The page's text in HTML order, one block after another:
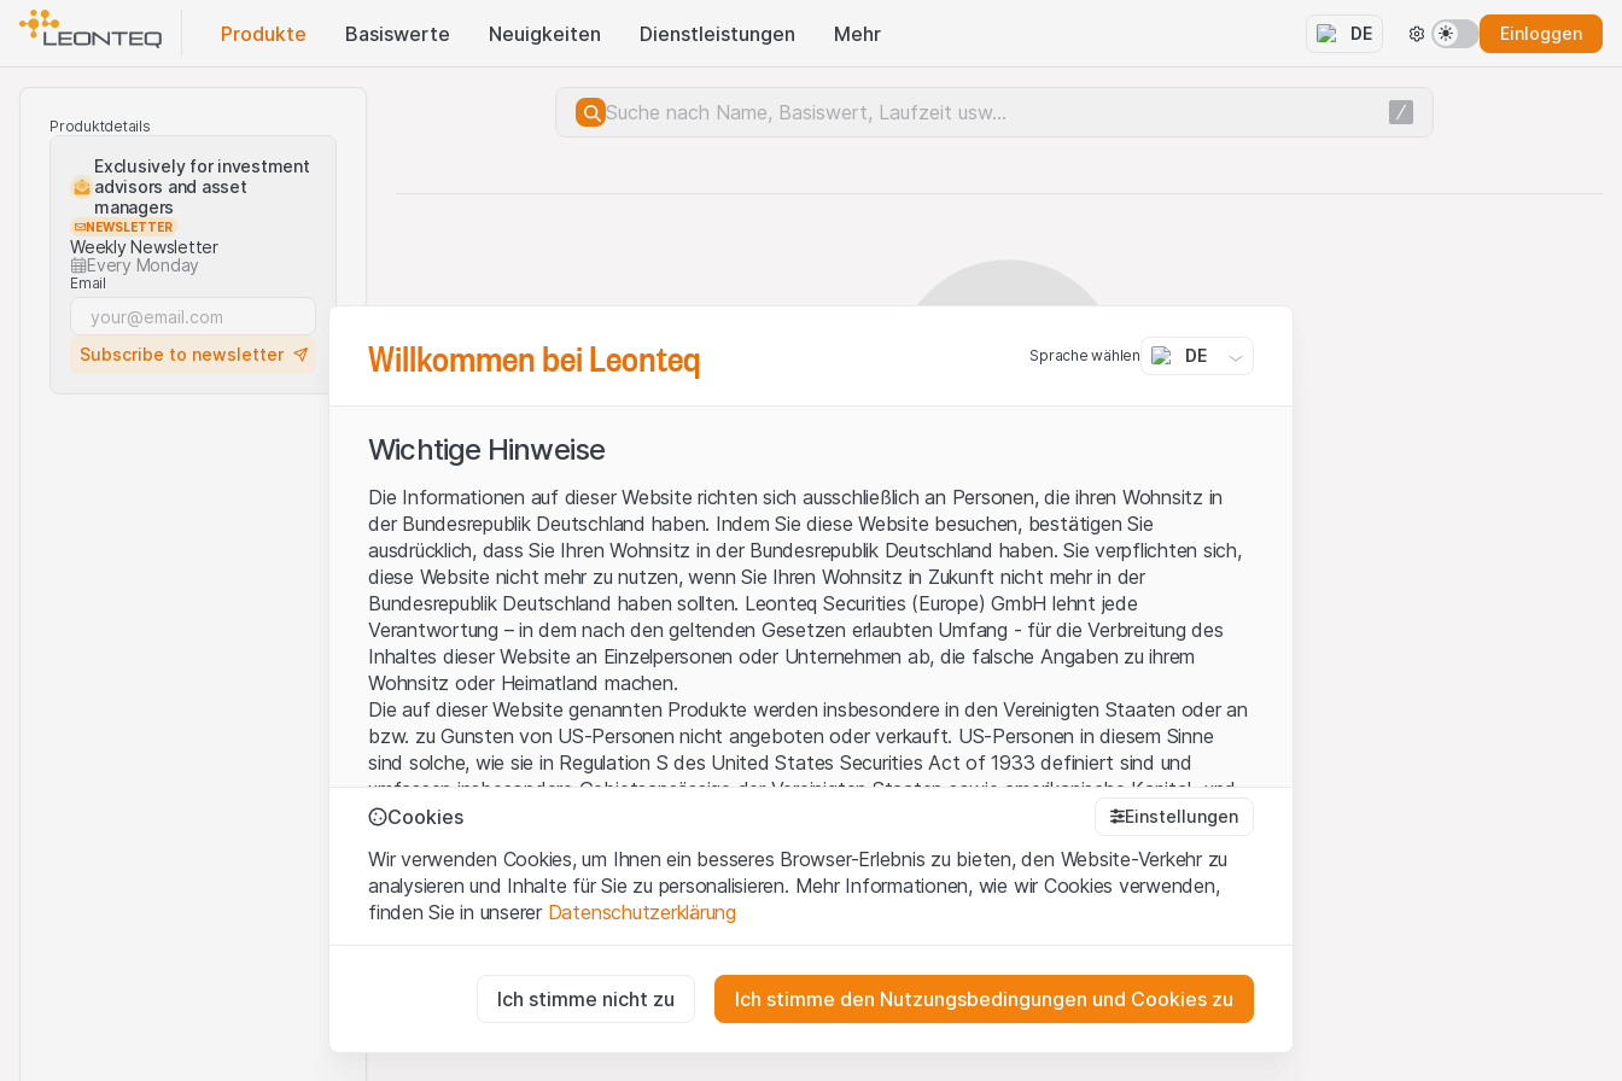
Produkte Basis​werte Neuigkeiten Dienstleistungen Mehr DE Einloggen
Produktdetails
Exclusively for investment
advisors and asset
managers
NEWSLETTER
Weekly Newsletter
Every Monday
Email
Subscribe to newsletter
Serverfehler.
Willkommen bei Leonteq Sprache wählen DE
Wichtige Hinweise
Die Informationen auf dieser Website richten sich ausschließlich an Personen, die ihren Wohnsitz in
der Bundesrepublik Deutschland haben. Indem Sie diese Website besuchen, bestätigen Sie
ausdrücklich, dass Sie Ihren Wohnsitz in der Bundesrepublik Deutschland haben. Sie verpflichten sich,
diese Website nicht mehr zu nutzen, wenn Sie Ihren Wohnsitz in Zukunft nicht mehr in der
Bundesrepublik Deutschland haben sollten. Leonteq Securities (Europe) GmbH lehnt jede
Verantwortung – in dem nach den geltenden Gesetzen erlaubten Umfang - für die Verbreitung des
Inhaltes dieser Website an Einzelpersonen oder Unternehmen ab, die falsche Angaben zu ihrem
Wohnsitz oder Heimatland machen.
Die auf dieser Website genannten Produkte werden insbesondere in den Vereinigten Staaten oder an
bzw. zu Gunsten von US-Personen nicht angeboten oder verkauft. US-Personen in diesem Sinne
sind solche, wie sie in Regulation S des United States Securities Act of 1933 definiert sind und
umfassen insbesondere Gebietsansässige der Vereinigten Staaten sowie amerikanische Kapital- und
Personen-gesellschaften.
Nutzungsbedingungen und rechtliche Informationen
Mit dem Zugriff auf diese Website erklären Sie, dass Sie die rechtlichen Informationen und die
wichtigen Hinweise und Nutzungsbedingungen verstanden haben und akzeptieren. Wenn Sie mit den
Kein Angebot, keine Aufforderung zum Kauf
Die auf der Website enthaltenen oder beschriebenen Informationen, Produkte, Daten,
Dienstleistungen, Tools und Unterlagen („Inhalte der Website“) dienen ausschließlich
Cookies Einstellungen
Wir verwenden Cookies, um Ihnen ein besseres Browser-Erlebnis zu bieten, den Website-Verkehr zu
analysieren und Inhalte für Sie zu personalisieren. Mehr Informationen, wie wir Cookies verwenden,
finden Sie in unserer Datenschutzerklärung
Diese Cookies sind für die Website erforderlich und können nicht deaktiviert werden.
Ich stimme nicht zu Ich stimme den Nutzungsbedingungen und Cookies zu